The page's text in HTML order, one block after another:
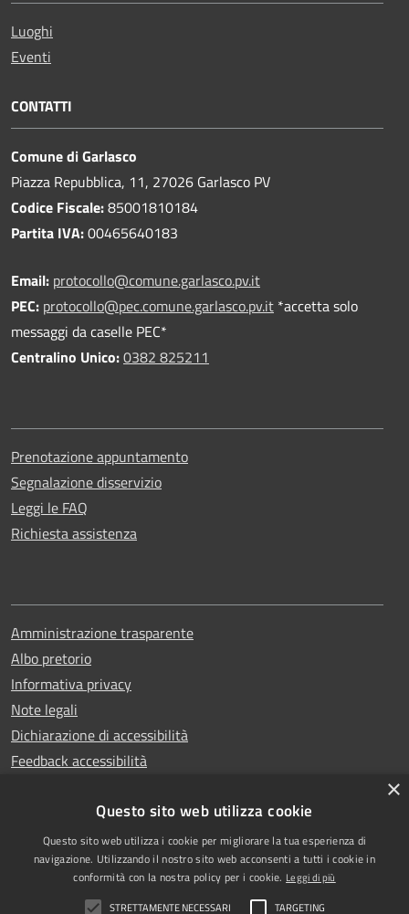
Luoghi
Eventi
CONTATTI
Comune di Garlasco
Piazza Repubblica, 11, 27026 Garlasco PV
Codice Fiscale:85001810184
Partita IVA:00465640183
Email: protocollo@comune.garlasco.pv.it
PEC: protocollo@pec.comune.garlasco.pv.it *accetta solo
messaggi da caselle PEC*
Centralino Unico:0382 825211
Prenotazione appuntamento
Segnalazione disservizio
Leggi le FAQ
Richiesta assistenza
Amministrazione trasparente
Albo pretorio
Informativa privacy
Note legali
Dichiarazione di accessibilità
Feedback accessibilità
RSS
Accessibilità
Copyright © 2025
Comune di Garlasco
×
Questo sito web utilizza cookie
Questo sito web utilizza i cookie per migliorare la tua esperienza di
navigazione. Utilizzando il nostro sito web acconsenti a tutti i cookie in
conformità con la nostra policy per i cookie. Leggi di più
STRETTAMENTE NECESSARI TARGETING